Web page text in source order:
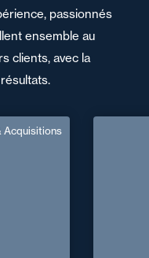
passionnés
ensemble au
clients, avec la
Acquisitions